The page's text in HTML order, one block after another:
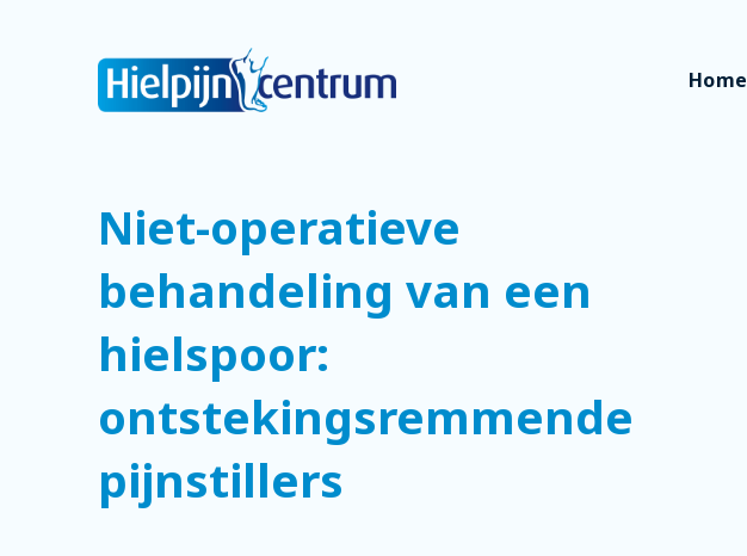
Home
Niet-operatieve
behandeling van een
hielspoor:
ontstekingsremmende
pijnstillers